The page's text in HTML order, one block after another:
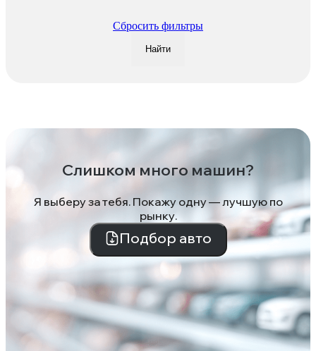
Сбросить фильтры
Найти
Слишком много машин?
Я выберу за тебя. Покажу одну — лучшую по
рынку.
Подбор авто